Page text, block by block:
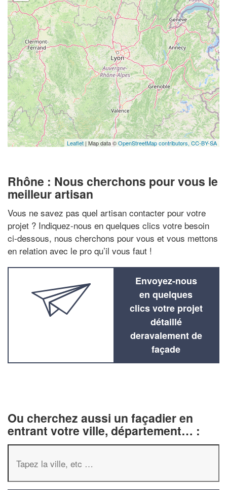
Leaflet | Map data ©OpenStreetMap contributors, CC-BY-SA
Rhône : Nous cherchons pour vous le
meilleur artisan
Vous ne savez pas quel artisan contacter pour votre
projet ? Indiquez-nous en quelques clics votre besoin
ci-dessous, nous cherchons pour vous et vous mettons
en relation avec le pro qu’il vous faut !
Envoyez-nous
en quelques
clics votre projet
détaillé
deravalement de
façade
Ou cherchez aussi un façadier en
entrant votre ville, département… :